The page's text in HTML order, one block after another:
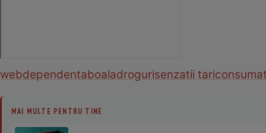
webdependentaboaladrogurisenzatii tari
MAI MULTE PENTRU TINE